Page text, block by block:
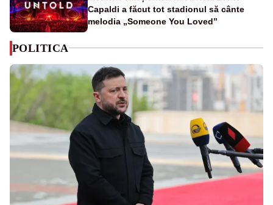
Capaldi a făcut tot stadionul să cânte
melodia „Someone You Loved”
POLITICA